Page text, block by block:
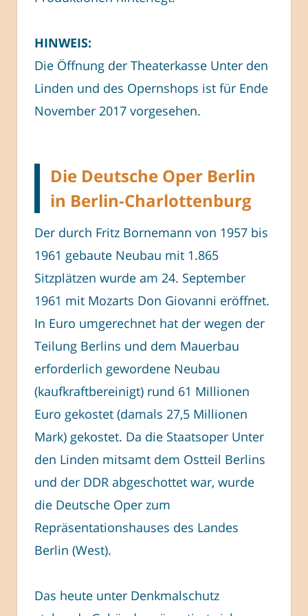
HINWEIS:
Die Öffnung der Theaterkasse Unter den
Linden und des Opernshops ist für Ende
November 2017 vorgesehen.
Die Deutsche Oper Berlin
in Berlin-Charlottenburg
Der durch Fritz Bornemann von 1957 bis
1961 gebaute Neubau mit 1.865
Sitzplätzen wurde am 24. September
1961 mit Mozarts Don Giovanni eröffnet.
In Euro umgerechnet hat der wegen der
Teilung Berlins und dem Mauerbau
erforderlich gewordene Neubau
(kaufkraftbereinigt) rund 61 Millionen
Euro gekostet (damals 27,5 Millionen
Mark) gekostet. Da die Staatsoper Unter
den Linden mitsamt dem Ostteil Berlins
und der DDR abgeschottet war, wurde
die Deutsche Oper zum
Repräsentationshauses des Landes
Berlin (West).
Das heute unter Denkmalschutz